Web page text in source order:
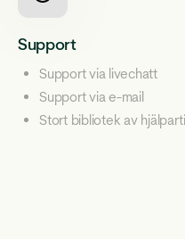
Support
Support via livechatt
Support via e-mail
Stort bibliotek av